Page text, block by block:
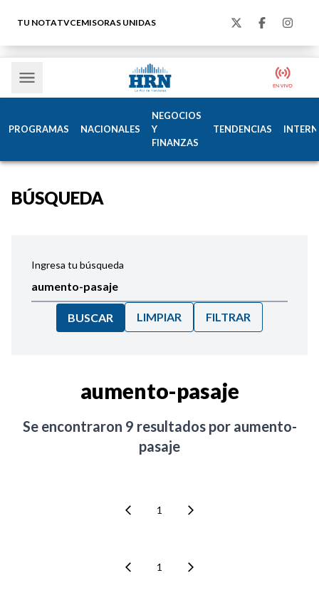
TU NOTATVCEMISORAS UNIDAS
PROGRAMAS NACIONALES
NEGOCIOS
Y
FINANZAS
TENDENCIAS
BÚSQUEDA
Ingresa tu búsqueda
BUSCAR LIMPIAR FILTRAR
aumento-pasaje
Se encontraron 9 resultados por aumento-
pasaje
1
1